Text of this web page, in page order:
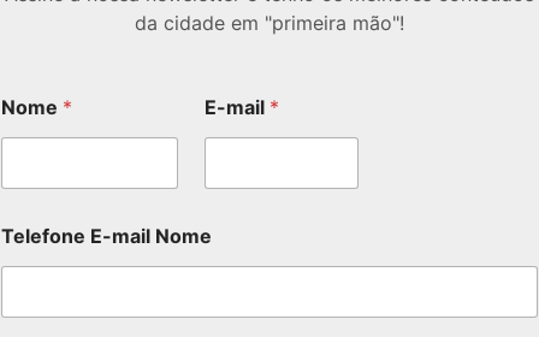
da cidade em "primeira mão"!
Nome * E-mail *
Telefone E-mail Nome